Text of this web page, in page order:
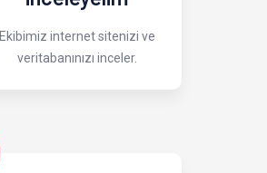
Ekibimiz internet sitenizi ve
veritabanınızı inceler.